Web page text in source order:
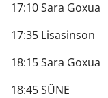
17:10 Sara Goxua
17:35 Lisasinson
18:15 Sara Goxua
18:45 SÜNE